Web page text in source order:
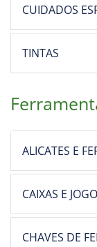
CUIDADOS
TINTAS
ALICATES E
CAIXAS E
CHAVES DE